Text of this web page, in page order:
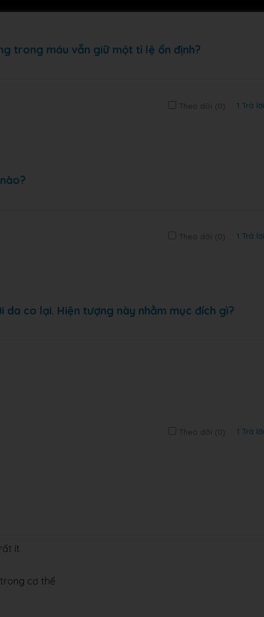
trong máu vẫn giữ một tỉ lệ ổn định?
Theo dõi (0) 1 Trả lời
Theo dõi (0) 1 Trả lời
co lại. Hiện tượng này nhằm mục đích gì?
Theo dõi (0) 1 Trả lời
ít
cơ thể